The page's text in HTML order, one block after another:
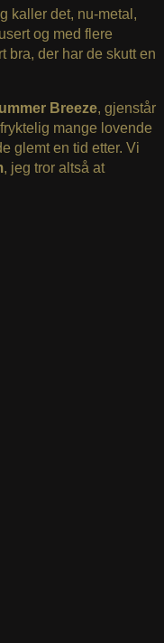
kaller det, nu-metal,
og med flere
bra, der har de skutt en
Breeze, gjenstår
mange lovende
glemt en tid etter. Vi
, jeg tror altså at